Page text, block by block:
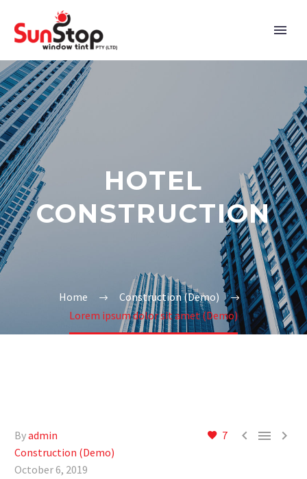
HOTEL
CONSTRUCTION
Home
Construction (Demo)
Lorem ipsum dolor sit amet (Demo)
7   
Byadmin
Construction (Demo)
October 6, 2019